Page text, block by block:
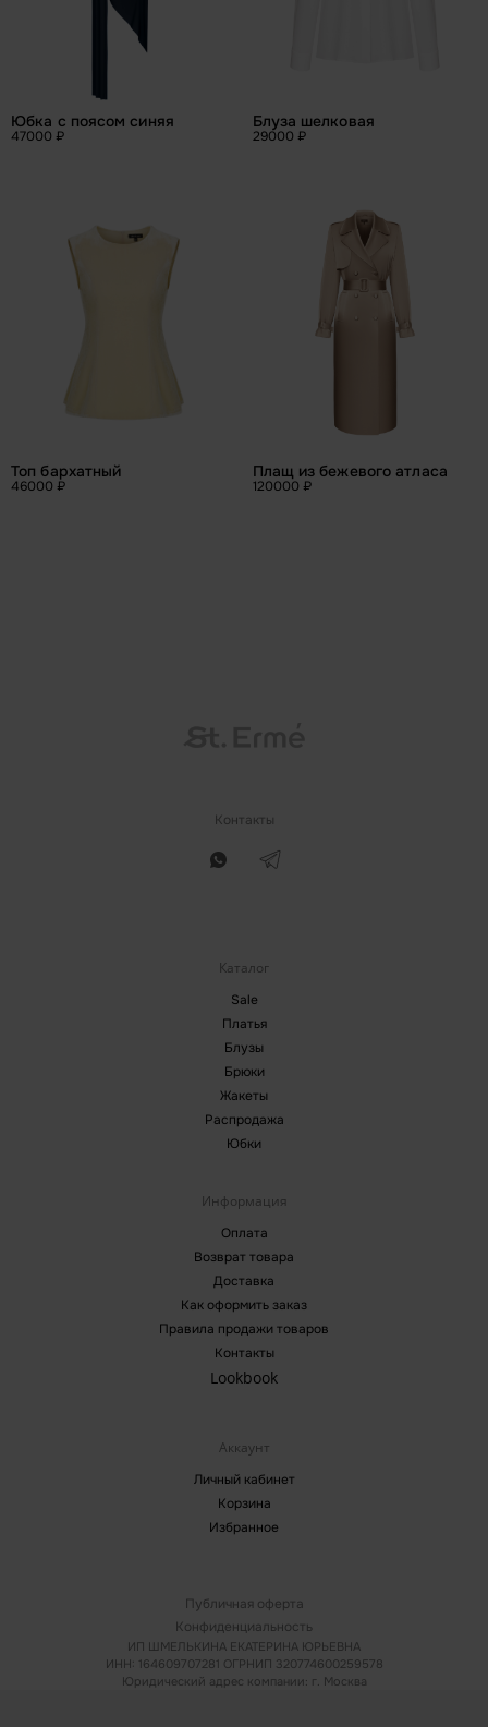
Юбка с поясом синяя
47000 ₽
Блуза шелковая
29000 ₽
Топ бархатный
46000 ₽
Плащ из бежевого атласа
120000 ₽
Контакты
Каталог
Sale
Платья
Блузы
Брюки
Жакеты
Распродажа
Юбки
Информация
Оплата
Возврат товара
Доставка
Как оформить заказ
Правила продажи товаров
Контакты
Lookbook
Аккаунт
Личный кабинет
Корзина
Избранное
ИП ШМЕЛЬКИНА ЕКАТЕРИНА ЮРЬЕВНА
ИНН: 164609707281 ОГРНИП 320774600259578
Юридический адрес компании: г. Москва
Публичная оферта
Конфиденциальность